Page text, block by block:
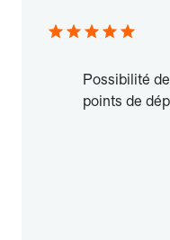
Possibilité
points de